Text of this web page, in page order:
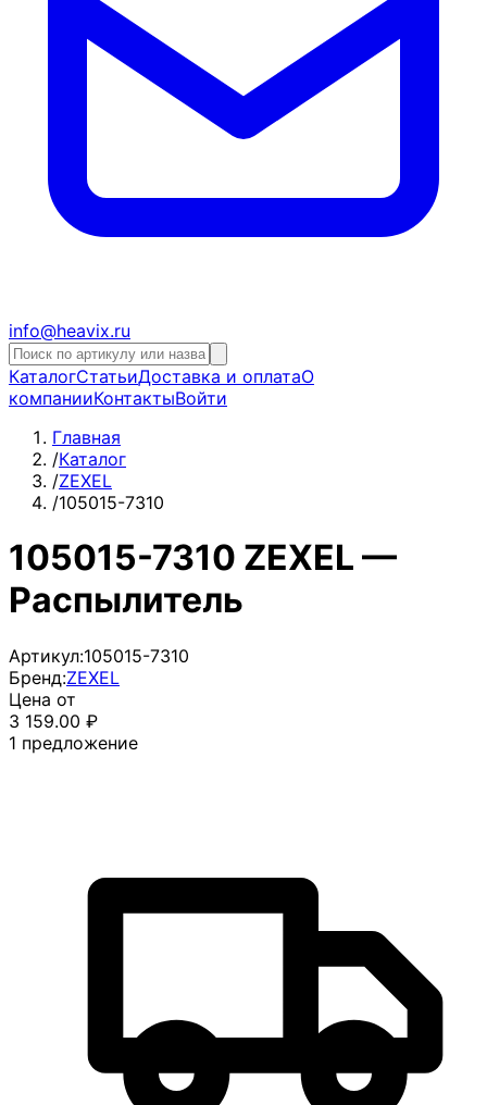
info@heavix.ru
КаталогСтатьиДоставка и оплатаО
компанииКонтактыВойти
Главная
/Каталог
/ZEXEL
/105015-7310
105015-7310 ZEXEL —
Распылитель
Артикул:105015-7310
Бренд:ZEXEL
Цена от
3 159.00 ₽
1 предложение